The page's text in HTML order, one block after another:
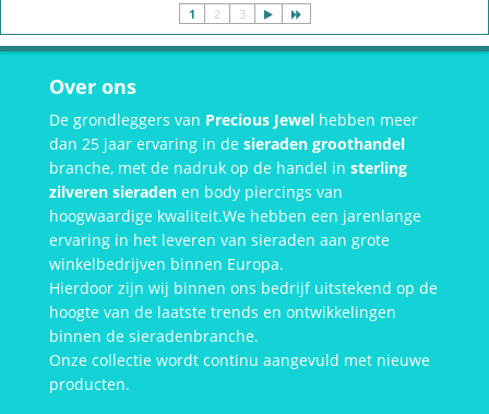
1 2 3
Over ons
De grondleggers van Precious Jewel hebben meer
dan 25 jaar ervaring in de sieraden groothandel
branche, met de nadruk op de handel in sterling
zilveren sieraden en body piercings van
hoogwaardige kwaliteit.We hebben een jarenlange
ervaring in het leveren van sieraden aan grote
winkelbedrijven binnen Europa.
Hierdoor zijn wij binnen ons bedrijf uitstekend op de
hoogte van de laatste trends en ontwikkelingen
binnen de sieradenbranche.
Onze collectie wordt continu aangevuld met nieuwe
producten.